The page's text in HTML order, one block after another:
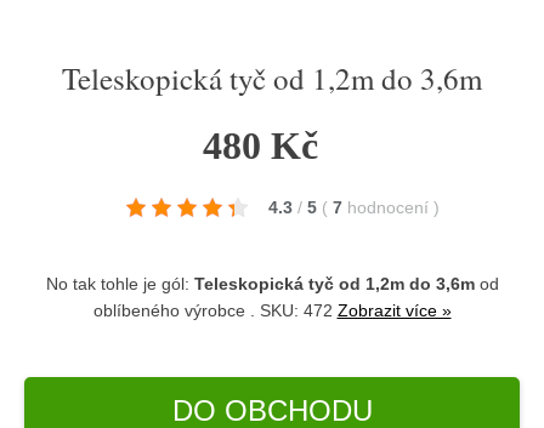
Teleskopická tyč od 1,2m do 3,6m
480 Kč
4.3 / 5 ( 7 hodnocení )
No tak tohle je gól: Teleskopická tyč od 1,2m do 3,6mod
oblíbeného výrobce
. SKU: 472 Zobrazit více »
DO OBCHODU